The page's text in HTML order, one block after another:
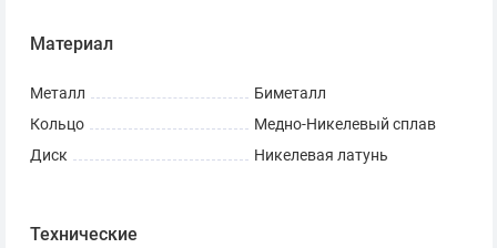
Материал
Металл
Биметалл
Кольцо
Медно-Никелевый сплав
Диск
Никелевая латунь
Технические